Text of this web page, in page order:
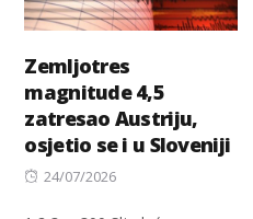
Zemljotres
magnitude 4,5
zatresao Austriju,
osjetio se i u Sloveniji
Posted
24/07/2026